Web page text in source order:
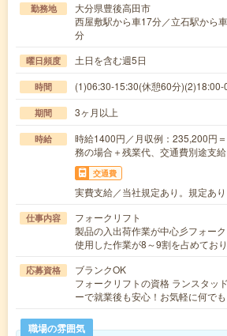
勤務地
大分県豊後高田市
西屋敷駅から車17分／立石駅から
分
曜日頻度 土日を含む週5日
時間 (1)06:30-15:30(休憩60分)(2)18:00-
期間 3ヶ月以上
時給
時給1400円／月収例：235,200円
務の場合＋残業代、交通費別途支給
交通費
実費支給／当社規定あり。規定あり
仕事内容
フォークリフト
製品の入出荷作業が中心彡フォー
使用した作業が8～9割を占めてお
応募資格
ブランクOK
フォークリフトの資格 ランスタッ
ーで就業後も安心！お気軽に何で
職場の雰囲気